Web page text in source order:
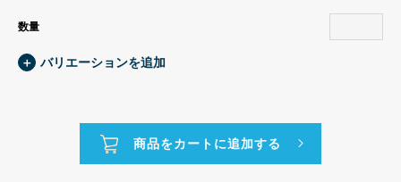
数量
＋ バリエーションを追加